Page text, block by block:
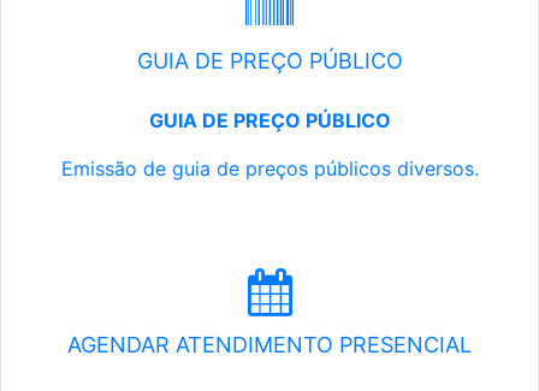
GUIA DE PREÇO PÚBLICO
GUIA DE PREÇO PÚBLICO
Emissão de guia de preços públicos diversos.
AGENDAR ATENDIMENTO PRESENCIAL